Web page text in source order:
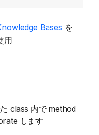
Bases を
用
class 内で method
します